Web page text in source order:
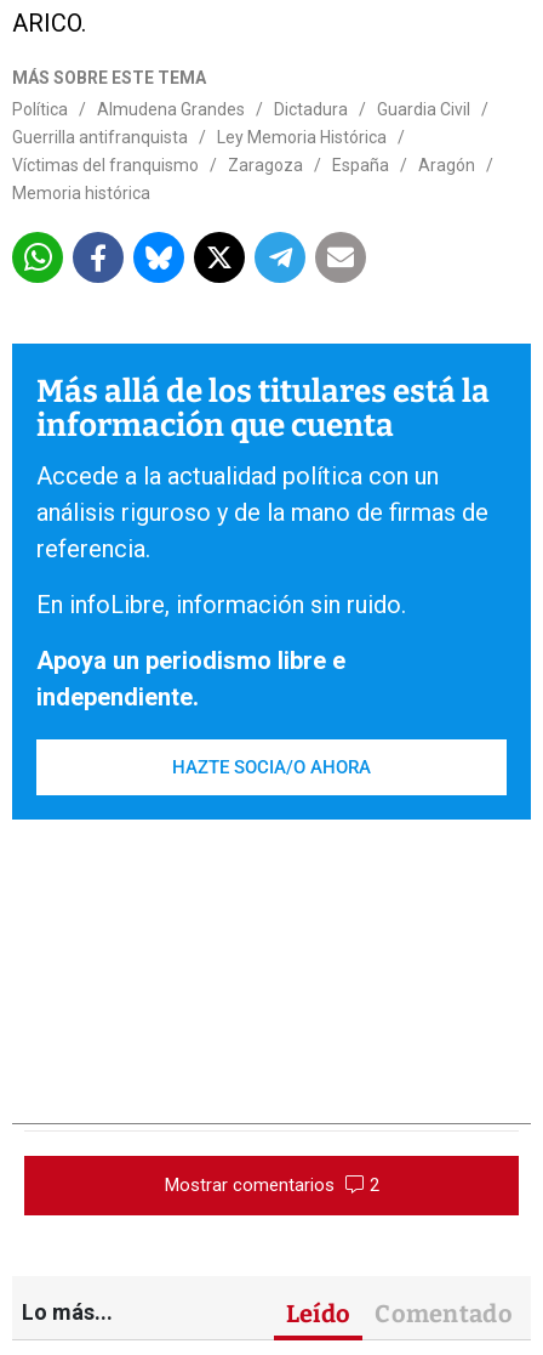
ARICO.
MÁS SOBRE ESTE TEMA
Política
/ Almudena Grandes / Dictadura / Guardia Civil
/
Guerrilla antifranquista
/ Ley Memoria Histórica
/
Víctimas del franquismo
/ Zaragoza / España / Aragón
/
Memoria histórica
Más allá de los titulares está la
información que cuenta
Accede a la actualidad política con un
análisis riguroso y de la mano de firmas de
referencia.
En infoLibre, información sin ruido.
Apoya un periodismo libre e
independiente.
HAZTE SOCIA/O AHORA
Mostrar comentarios 2
Lo más... Leído Comentado